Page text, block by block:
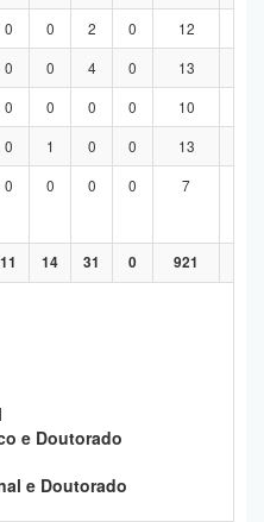
0 0 2 0 12
0 0 4 0 13
0 0 0 0 10
0 1 0 0 13
0 0 0 0 7
11 14 31 0 921
e Doutorado
e Doutorado